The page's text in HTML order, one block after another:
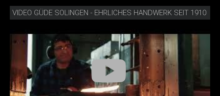
VIDEO GÜDE SOLINGEN - EHRLICHES HANDWERK SEIT 1910